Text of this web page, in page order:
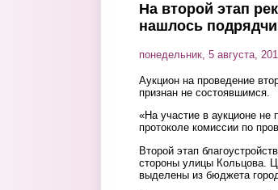
На второй этап
нашлось
понедельник, 5 августа,
Аукцион на проведение
признан не состоявшимся.
«На участие в аукционе не
протоколе комиссии по
Второй этап
стороны улицы Кольцова.
выделены из бюджета